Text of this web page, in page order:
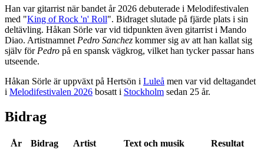
Han var gitarrist när bandet år 2026 debuterade i Melodifestivalen
med "King of Rock 'n' Roll". Bidraget slutade på fjärde plats i sin
deltävling. Håkan Sörle var vid tidpunkten även gitarrist i Mando
Diao. Artistnamnet Pedro Sanchez kommer sig av att han kallat sig
själv för Pedro på en spansk vägkrog, vilket han tycker passar hans
utseende.
Håkan Sörle är uppväxt på Hertsön i Luleå men var vid deltagandet
i Melodifestivalen 2026 bosatt i Stockholm sedan 25 år.
Bidrag
År Bidrag Artist Text och musik Resultat